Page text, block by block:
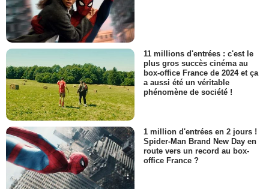
11 millions d'entrées : c'est le
plus gros succès cinéma au
box-office France de 2024 et ça
a aussi été un véritable
phénomène de société !
1 million d'entrées en 2 jours !
Spider-Man Brand New Day en
route vers un record au box-
office France ?